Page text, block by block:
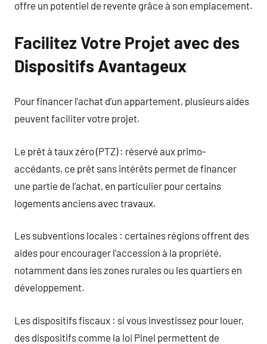
offre un potentiel de revente grâce à son emplacement.
Facilitez Votre Projet avec des
Dispositifs Avantageux
Pour financer l’achat d’un appartement, plusieurs aides
peuvent faciliter votre projet.
Le prêt à taux zéro (PTZ) : réservé aux primo-
accédants, ce prêt sans intérêts permet de financer
une partie de l’achat, en particulier pour certains
logements anciens avec travaux.
Les subventions locales : certaines régions offrent des
aides pour encourager l’accession à la propriété,
notamment dans les zones rurales ou les quartiers en
développement.
Les dispositifs fiscaux : si vous investissez pour louer,
des dispositifs comme la loi Pinel permettent de